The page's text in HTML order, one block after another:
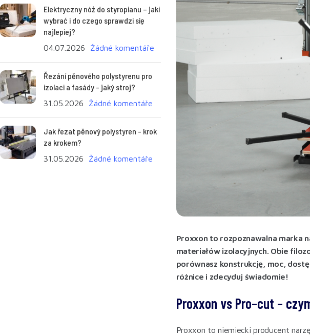
Elektryczny nóż do styropianu – jaki
wybrać i do czego sprawdzi się
najlepiej?
04.07.2026 Žádné komentáře
Řezání pěnového polystyrenu pro
izolaci a fasády - jaký stroj?
31.05.2026 Žádné komentáře
Jak řezat pěnový polystyren - krok
za krokem?
31.05.2026 Žádné komentáře
Proxxon to rozpoznawalna marka
materiałów izolacyjnych. Obie
porównasz konstrukcję, moc,
różnice i zdecyduj świadomie!
Proxxon vs Pro–cut –
Proxxon to niemiecki producent